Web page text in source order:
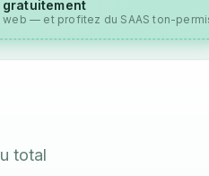
— et profitez du SAAS ton-
total